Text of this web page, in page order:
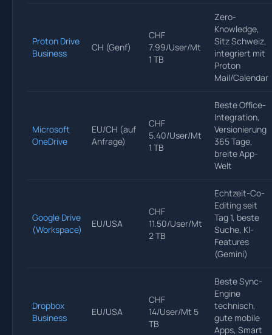
Proton Drive
Business
CH (Genf)
CHF
7.99/User/Mt
1 TB
Zero-
Knowledge,
Sitz Schweiz,
integriert mit
Proton
Mail/Calendar
Microsoft
OneDrive
EU/CH (auf
Anfrage)
CHF
5.40/User/Mt
1 TB
Beste Office-
Integration,
Versionierung
365 Tage,
breite App-
Welt
Google Drive
(Workspace)
EU/USA
CHF
11.50/User/Mt
2 TB
Echtzeit-Co-
Editing seit
Tag 1, beste
Suche, KI-
Features
(Gemini)
Dropbox
Business
EU/USA
CHF
14/User/Mt 5
TB
Beste Sync-
Engine
technisch,
gute mobile
Apps, Smart